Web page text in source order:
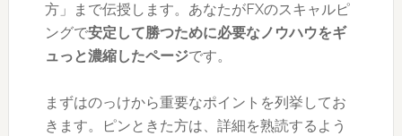
方」まで伝授します。あなたがFXのスキャルピ
ングで安定して勝つために必要なノウハウをギ
ュっと濃縮したページです。
まずはのっけから重要なポイントを列挙してお
きます。ピンときた方は、詳細を熟読するよう